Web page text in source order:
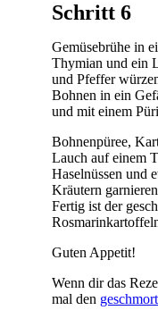
Schritt 6
Gemüsebrühe in
Thymian und ein
und Pfeffer
Bohnen in ein
und mit einem
Bohnenpüree,
Lauch auf einem
Haselnüssen und
Kräutern
Fertig ist der
Guten Appetit!
Wenn dir das
mal den